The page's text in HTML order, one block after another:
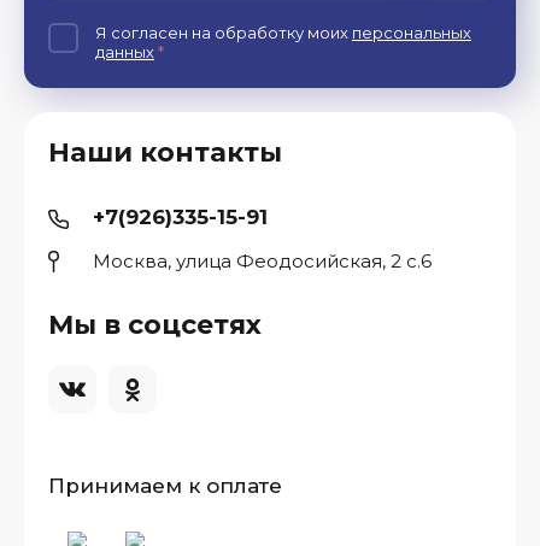
Наши контакты
+7(926)335-15-91
Москва, улица Феодосийская, 2 с.6
Мы в соцсетях
Принимаем к оплате
Я согласен на обработку моих персональных
данных*